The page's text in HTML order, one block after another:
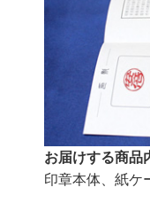
お届けする商品
印章本体、紙ケ